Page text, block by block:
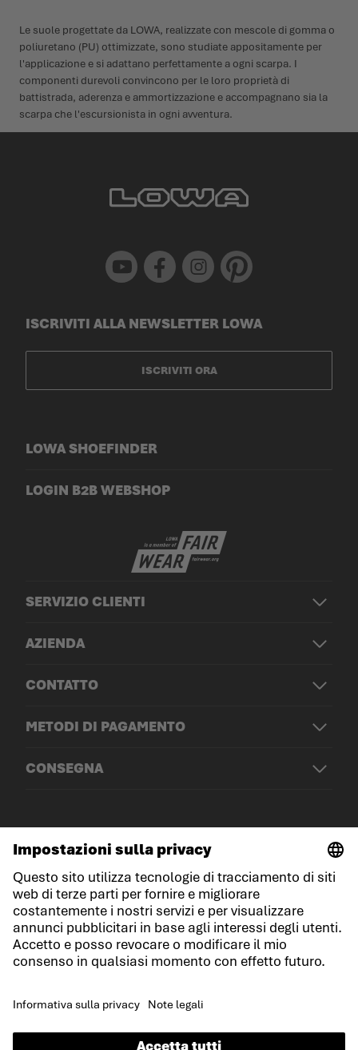
Le suole progettate da LOWA, realizzate con mescole di gomma o
poliuretano (PU) ottimizzate, sono studiate appositamente per
l'applicazione e si adattano perfettamente a ogni scarpa. I
componenti durevoli convincono per le loro proprietà di
battistrada, aderenza e ammortizzazione e accompagnano sia la
scarpa che l'escursionista in ogni avventura.
Youtube Facebook Instagram Pinterest
SERVIZIO CLIENTI
AZIENDA
CONTATTO
METODI DI PAGAMENTO
CONSEGNA
LOWA SHOEFINDER
LOGIN B2B WEBSHOP
ISCRIVITI ALLA NEWSLETTER LOWA
ISCRIVITI ORA
© LOWA Sportschuhe GmbH
Note legali
Protezione dei dati
Cookies
Condizioni di gara
Dichiarazione sull'accessibilità